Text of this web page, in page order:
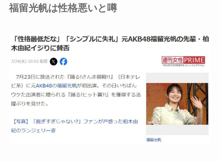
福留光帆は性格悪いと噂